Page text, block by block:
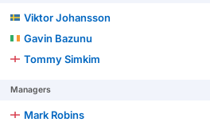
Viktor Johansson
Gavin Bazunu
Tommy Simkim
Managers
Mark Robins